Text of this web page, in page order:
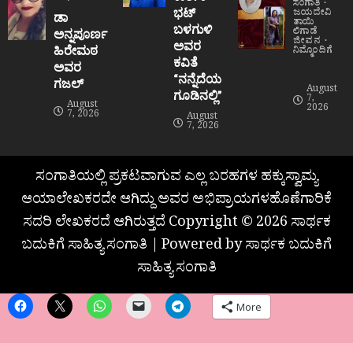
ಡಾ
ಅನ್ನಪೂರ್ಣ
ಹಿರೇಮಠ
ಅವರ
ಗಜಲ್
August
7, 2026
ಭಟ್
ಬಳಗುಳಿ
ಅವರ
ಕವಿತೆ
“ನನ್ನೆದೆಯ
ಗೂಡಿನಲ್ಲಿ”
August
7, 2026
ಸಂಗಾತಿ
ಜಯದೇವಿ
ತಾಯಿ
ಲಿಗಾಡೆ
ಜೀವನ
ನಿಮ್ಮೊಂದಿಗೆ
August
7,
2026
ಸಂಗಾತಿಯಲ್ಲಿ ಪ್ರಕಟವಾಗುವ ಎಲ್ಲ ಬರಹಗಳ ಹಕ್ಕುಸ್ವಾಮ್ಯ
ಆಯಾಲೇಖಕರದೇ ಆಗಿದ್ದು ಅವರ ಅಭಿಪ್ರಾಯಗಳಹೊಣೆಗಾರಿಕೆ
ಸದರಿ ಲೇಖಕರದೆ ಆಗಿರುತ್ತದೆ Copyright © 2026 ಸಾರ್ಥಕ
ಬದುಕಿಗೆ ಸಾಹಿತ್ಯ ಸಂಗಾತಿ | Powered by ಸಾರ್ಥಕ ಬದುಕಿಗೆ
ಸಾಹಿತ್ಯ ಸಂಗಾತಿ
More